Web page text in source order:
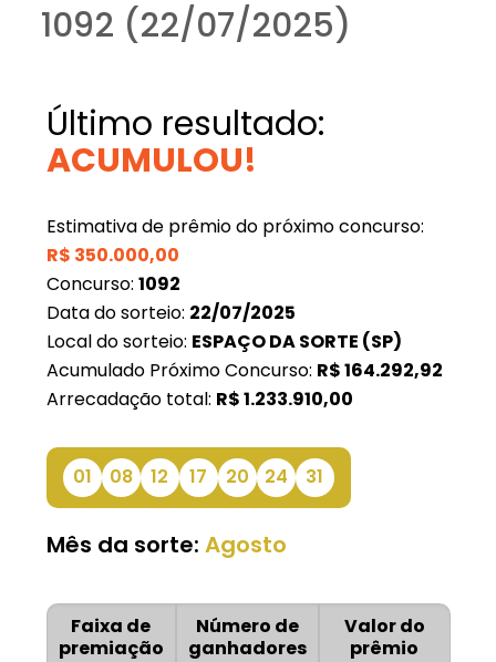
1092 (22/07/2025)
Último resultado:
ACUMULOU!
Estimativa de prêmio do próximo concurso:
R$ 350.000,00
Concurso: 1092
Data do sorteio: 22/07/2025
Local do sorteio: ESPAÇO DA SORTE (SP)
Acumulado Próximo Concurso: R$164.292,92
Arrecadação total: R$1.233.910,00
01 08 12 17 20 24 31
Mês da sorte: Agosto
Faixa de
premiação
Número de
ganhadores
Valor do
prêmio